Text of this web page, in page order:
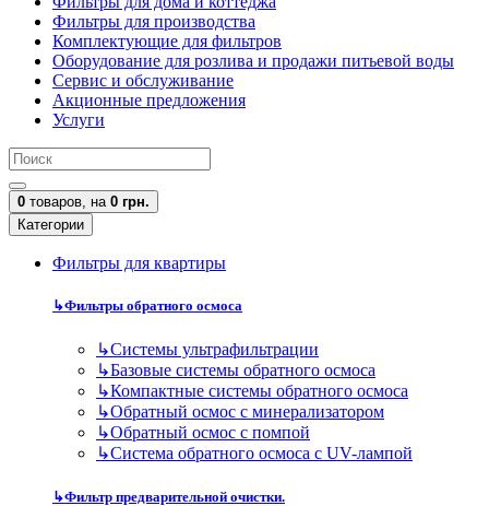
Фильтры для производства
Комплектующие для фильтров
Оборудование для розлива и продажи питьевой воды
Сервис и обслуживание
Акционные предложения
Услуги
0 товаров, на 0 грн.
Категории
Фильтры для квартиры
↳Фильтры обратного осмоса
↳Cистемы ультрафильтрации
↳Базовые системы обратного осмоса
↳Компактные системы обратного осмоса
↳Обратный осмос с минерализатором
↳Обратный осмос с помпой
↳Система обратного осмоса с UV-лампой
↳Фильтр предварительной очистки.